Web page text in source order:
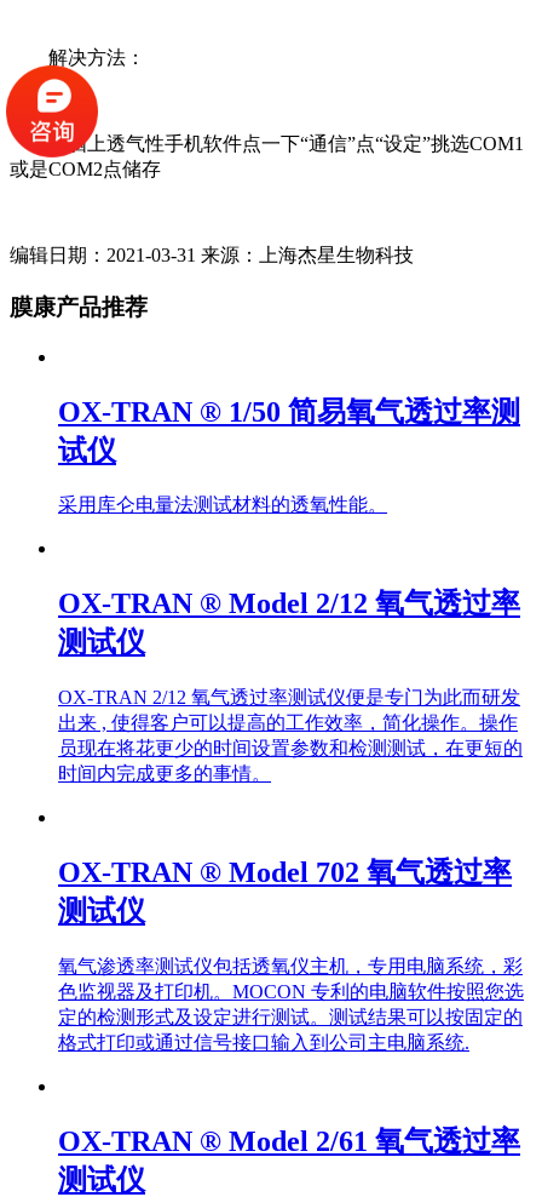
解决方法：
电脑上透气性手机软件点一下“通信”点“设定”挑选COM1
或是COM2点储存
编辑日期：2021-03-31 来源：上海杰星生物科技
膜康产品推荐
OX-TRAN ® 1/50 简易氧气透过率测
试仪
采用库仑电量法测试材料的透氧性能。
OX-TRAN ® Model 2/12 氧气透过率
测试仪
OX-TRAN 2/12 氧气透过率测试仪便是专门为此而研发
出来 , 使得客户可以提高的工作效率，简化操作。操作
员现在将花更少的时间设置参数和检测测试，在更短的
时间内完成更多的事情。
OX-TRAN ® Model 702 氧气透过率
测试仪
氧气渗透率测试仪包括透氧仪主机，专用电脑系统，彩
色监视器及打印机。MOCON 专利的电脑软件按照您选
定的检测形式及设定进行测试。测试结果可以按固定的
格式打印或通过信号接口输入到公司主电脑系统.
OX-TRAN ® Model 2/61 氧气透过率
测试仪